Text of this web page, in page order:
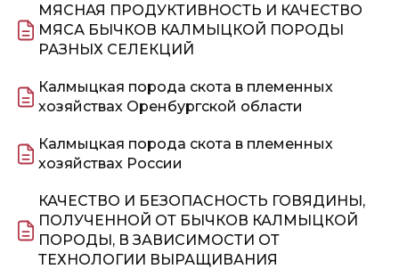
МЯСНАЯ ПРОДУКТИВНОСТЬ И КАЧЕСТВО
МЯСА БЫЧКОВ КАЛМЫЦКОЙ ПОРОДЫ
РАЗНЫХ СЕЛЕКЦИЙ
Калмыцкая порода скота в племенных
хозяйствах Оренбургской области
Калмыцкая порода скота в племенных
хозяйствах России
КАЧЕСТВО И БЕЗОПАСНОСТЬ ГОВЯДИНЫ,
ПОЛУЧЕННОЙ ОТ БЫЧКОВ КАЛМЫЦКОЙ
ПОРОДЫ, В ЗАВИСИМОСТИ ОТ
ТЕХНОЛОГИИ ВЫРАЩИВАНИЯ